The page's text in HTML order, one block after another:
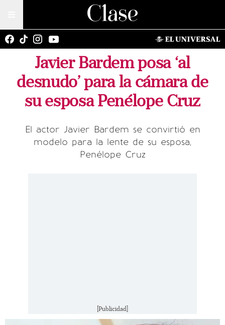
Javier Bardem posa ‘al
desnudo’ para la cámara de
su esposa Penélope Cruz
El actor Javier Bardem se convirtió en
modelo para la lente de su esposa,
Penélope Cruz
[Publicidad]